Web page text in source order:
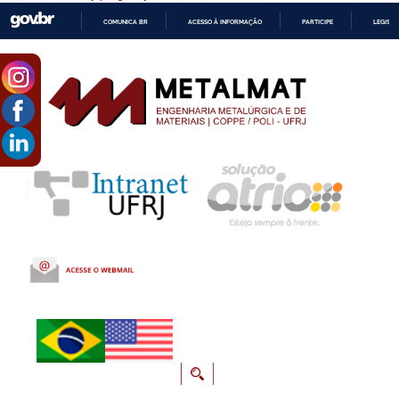
CONTEÚDO
COMUNICA BR ACESSO À INFORMAÇÃO PARTICIPE